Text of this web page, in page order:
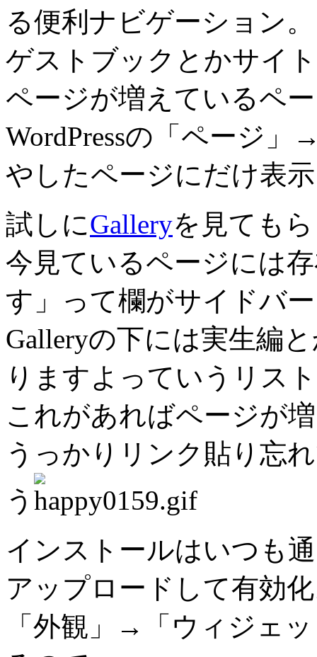
る便利ナビゲーション。
ゲストブックとかサイ
ページが増えているペ
WordPressの「ページ
やしたページにだけ表
試しにGalleryを見ても
今見ているページには
す」って欄がサイドバ
Galleryの下には実生編
りますよっていうリス
これがあればページが
うっかりリンク貼り忘
う
インストールはいつも
アップロードして有効
「外観」→「ウィジェ